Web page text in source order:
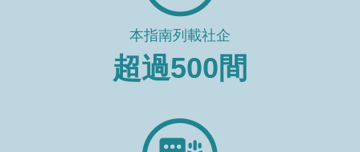
本指南列載社企
超過500間